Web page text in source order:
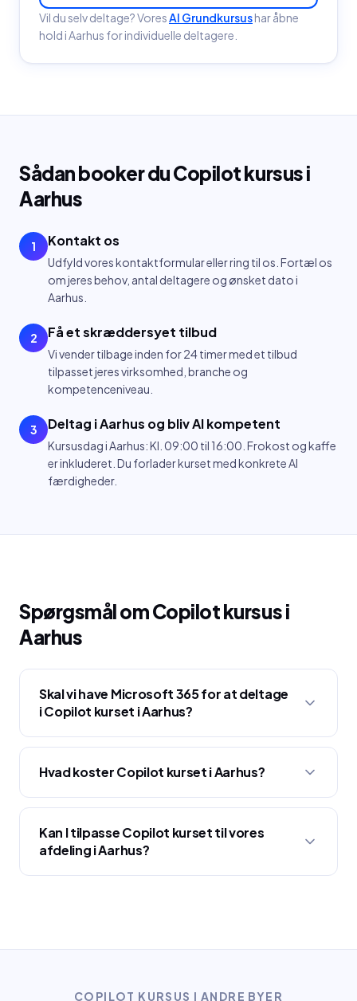
Vil du selv deltage? VoresAI Grundkursushar åbne
hold i Aarhus for individuelle deltagere.
Sådan booker duCopilot kursusi
Aarhus
1 Kontakt os
Udfyld vores kontaktformular eller ring til os. Fortæl os
om jeres behov, antal deltagere og ønsket dato i
Aarhus.
2 Få et skræddersyet tilbud
Vi vender tilbage inden for 24 timer med et tilbud
tilpasset jeres virksomhed, branche og
kompetenceniveau.
3 Deltag i Aarhus og bliv AI kompetent
Kursusdag i Aarhus: Kl. 09:00 til 16:00. Frokost og kaffe
er inkluderet. Du forlader kurset med konkrete AI
færdigheder.
Spørgsmål omCopilot kursusi
Aarhus
Skal vi have Microsoft 365 for at deltage
i Copilot kurset i Aarhus?
Hvad koster Copilot kurset i Aarhus?
Kan I tilpasse Copilot kurset til vores
afdeling i Aarhus?
COPILOT KURSUS I ANDRE BYER